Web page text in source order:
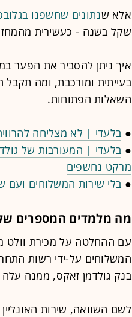
אלא שנתונים שחשפנו
שקל בשנה - כעשירית
איך ניתן להסביר את הפער
בעייתית ומורכבת, ומה
השאלות הפתוחות.
● בלעדי | לא מצליחה
● בלעדי | המעורבות של
מרקט נחשפים
● בלי שירות המשלוחים
מה מלמדים המספרים
עם ההחלטה על מכירת וולט
המשלוחים על-ידי רשות
בנק גולדמן זאקס, ממנה עלה כי וולט